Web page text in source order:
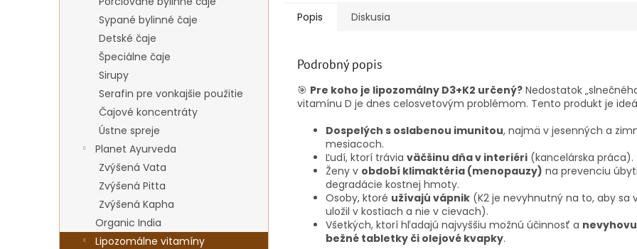
Sypané bylinné čaje
Detské čaje
Špeciálne čaje
Sirupy
Serafin pre vonkajšie použitie
Čajové koncentráty
Ústne spreje
Planet Ayurveda
Zvýšená Vata
Zvýšená Pitta
Zvýšená Kapha
Organic India
Lipozomálne vitamíny
Popis Diskusia
Podrobný popis
🎯 Pre koho je lipozomálny D3+K2 určený? Nedostatok
vitamínu D je dnes celosvetovým problémom. Tento produkt je
Dospelých s oslabenou imunitou, najmä v jesenných a
mesiacoch.
Ľudí, ktorí trávia väčšinu dňa v interiéri (kancelárska práca).
Ženy v období klimaktéria (menopauzy) na prevenciu
degradácie kostnej hmoty.
Osoby, ktoré užívajú vápnik (K2 je nevyhnutný na to, aby sa
uložil v kostiach a nie v cievach).
Všetkých, ktorí hľadajú najvyššiu možnú účinnosť a
bežné tabletky či olejové kvapky.